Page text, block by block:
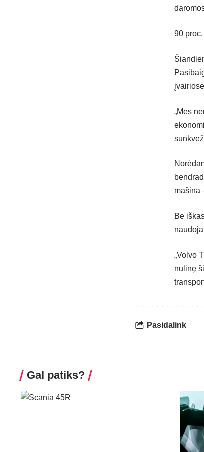
90
„Mes
mašina
Be
„Volvo
nulinę
Pasidalink
Gal patiks?